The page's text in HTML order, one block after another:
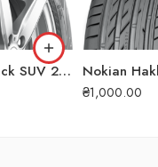
Nokian Hakka Black SUV 285/45 R19 111W XL літня шина
₴1,000.00